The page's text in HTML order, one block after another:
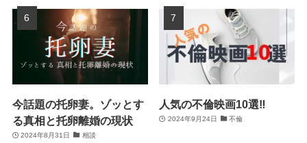
今話題の托卵妻。ゾッとす
る真相と托卵離婚の現状
2024年8月31日 相談
人気の不倫映画10選‼
2024年9月24日 不倫